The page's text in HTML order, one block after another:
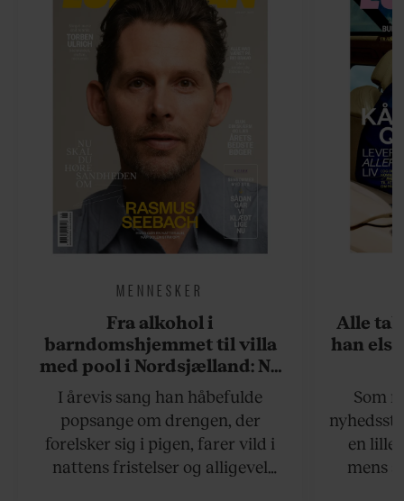
MENNESKER
Fra alkohol i
barndomshjemmet til villa
med pool i Nordsjælland: Nu
skal du høre sandheden om
Rasmus Seebach
I årevis sang han håbefulde
popsange om drengen, der
forelsker sig i pigen, farer vild i
nattens fristelser og alligevel
Alle
han
Som
en lille
mens